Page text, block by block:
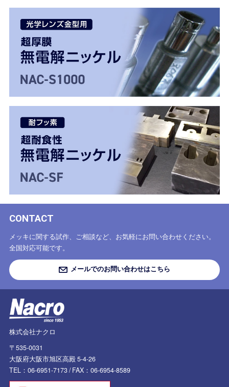
株式会社ナクロ
〒535-0031
大阪府大阪市旭区高殿 5-4-26
TEL：06-6951-7173 /FAX：06-6954-8589
CONTACT
メッキに関する試作、ご相談など、お気軽にお問い合わせください。
全国対応可能です。
メールでのお問い合わせはこちら